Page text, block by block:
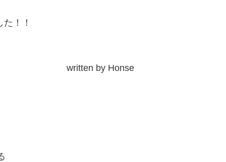
！！
written by Honse